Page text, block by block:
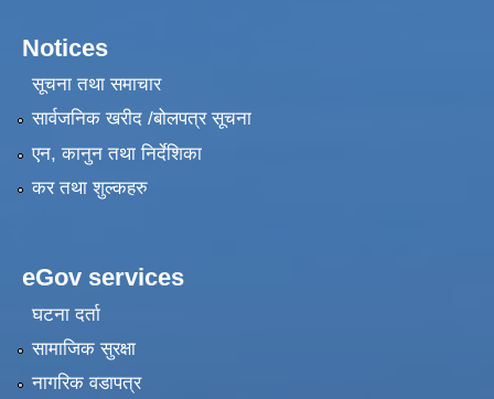
Notices
सूचना तथा समाचार
सार्वजनिक खरीद /बोलपत्र सूचना
एन, कानुन तथा निर्देशिका
कर तथा शुल्कहरु
eGov services
घटना दर्ता
सामाजिक सुरक्षा
नागरिक वडापत्र